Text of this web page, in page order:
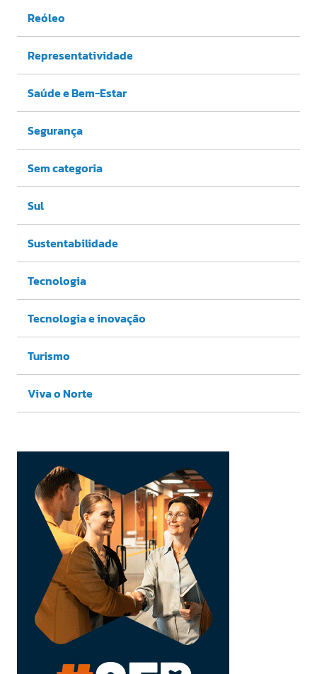
Reóleo
Representatividade
Saúde e Bem-Estar
Segurança
Sem categoria
Sul
Sustentabilidade
Tecnologia
Tecnologia e inovação
Turismo
Viva o Norte